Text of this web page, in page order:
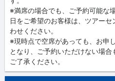
※満席の場合でも、ご予約可能な
日をご希望のお客様は、ツアー
わせください。
※現時点で空席があっても、お申
となり、ご予約いただけない場
ご了承ください。